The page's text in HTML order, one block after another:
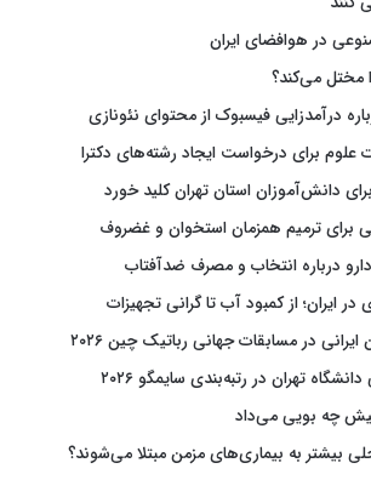
مختل می‌کند؟
درآمدزایی فیسبوک از محتوای نئونازی
علوم برای درخواست ایجاد رشته‌های دکترا
برای ترمیم همزمان استخوان و غضروف
درباره انتخاب و مصرف ضدآفتاب
ایران؛ از کمبود آب تا گرانی تجهیزات
ایرانی در مسابقات جهانی رباتیک چین ۲۰۲۶
تهران در رتبه‌بندی سایمگو ۲۰۲۶
بیشتر به بیماری‌های مزمن مبتلا می‌شوند؟